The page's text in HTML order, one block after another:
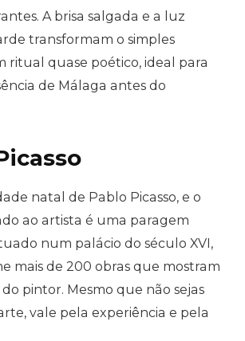
A brisa salgada e a luz
transformam o simples
ritual quase poético, ideal para
de Málaga antes do
natal de Pablo Picasso, e o
ao artista é uma paragem
num palácio do século XVI,
mais de 200 obras que mostram
do pintor. Mesmo que não sejas
vale pela experiência e pela